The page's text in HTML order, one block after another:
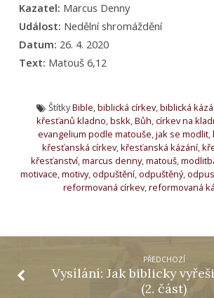
Kazatel: Marcus Denny
Událost: Nedělní shromáždění
Datum: 26. 4. 2020
Text: Matouš 6,12
ŠtítkyBible,biblická církev,biblická
křesťanů kladno,bskk,Bůh,církev na
evangelium podle matouše,jak se modlit,
křesťanská církev,křesťanská kázání,
křesťanství,marcus denny,matouš,
motivace,motivy,odpuštění,odpuštěný,
reformovaná církev,reformovaná
PŘEDCHOZÍ
Vysílání: Jak biblicky
(2. část)